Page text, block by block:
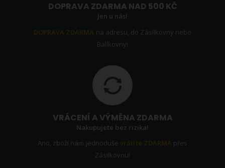
DOPRAVA ZDARMA NAD 500 KČ
Jen u nás!
DOPRAVA ZDARMA na adresu, do Zásilkovny nebo
Balíkovny!
VRÁCENÍ A VÝMĚNA ZDARMA
Nakupujete bez rizika!
Ano, zboží nám jednoduševrátíte ZDARMA přes
Zásilkovnu!